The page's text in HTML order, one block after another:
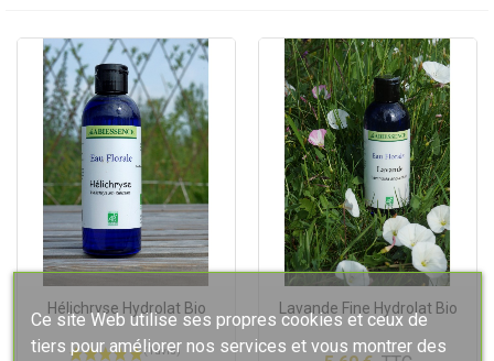
Hélichryse Hydrolat Bio Lavande Fine Hydrolat Bio
Ce site Web utilise ses propres cookies et ceux de
tiers pour améliorer nos services et vous montrer des